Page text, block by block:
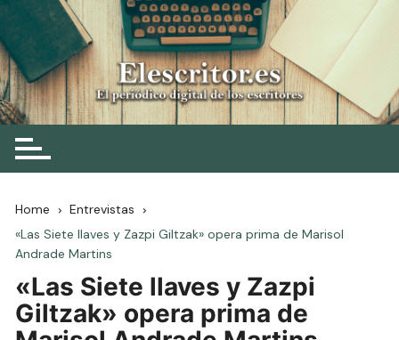
Skip
to
content
Elescritor.es
El periódico digital de los escritores
Home
Entrevistas
«Las Siete llaves y Zazpi Giltzak» opera prima de Marisol
Andrade Martins
«Las Siete llaves y Zazpi
Giltzak» opera prima de